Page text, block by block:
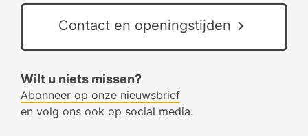
Contact en openingstijden
Wilt u niets missen?
Abonneer op onze nieuwsbrief
en volg ons ook op social media.